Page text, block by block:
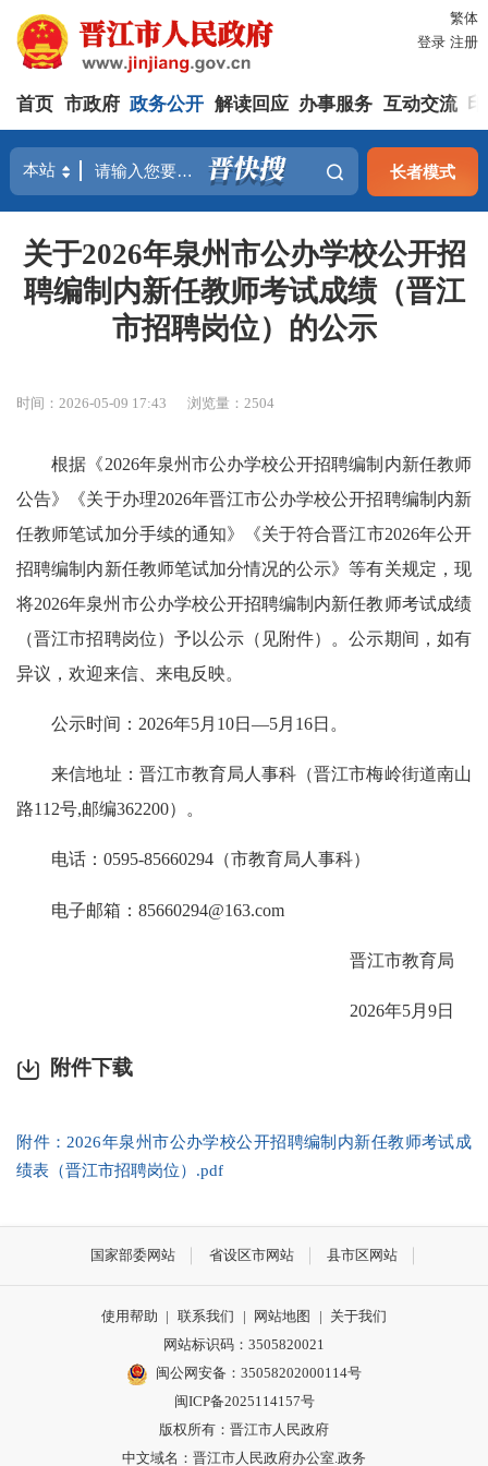
繁体
登录 注册
首页 市政府 政务公开 解读回应 办事服务 互动交流
长者模式
关于2026年泉州市公办学校公开招
聘编制内新任教师考试成绩（晋江
市招聘岗位）的公示
时间：2026-05-09 17:43 浏览量：2504
根据《2026年泉州市公办学校公开招聘编制内新任教师
公告》《关于办理2026年晋江市公办学校公开招聘编制内新
任教师笔试加分手续的通知》《关于符合晋江市2026年公开
招聘编制内新任教师笔试加分情况的公示》等有关规定，现
将2026年泉州市公办学校公开招聘编制内新任教师考试成绩
（晋江市招聘岗位）予以公示（见附件）。公示期间，如有
异议，欢迎来信、来电反映。
公示时间：2026年5月10日—5月16日。
来信地址：晋江市教育局人事科（晋江市梅岭街道南山
路112号,邮编362200）。
电话：0595-85660294（市教育局人事科）
电子邮箱：85660294@163.com
晋江市教育局
2026年5月9日
附件下载
附件：2026年泉州市公办学校公开招聘编制内新任教师考试成
绩表（晋江市招聘岗位）.pdf
国家部委网站 省设区市网站 县市区网站
使用帮助 | 联系我们 | 网站地图 | 关于我们
网站标识码：3505820021
闽公网安备：35058202000114号
闽ICP备2025114157号
版权所有：晋江市人民政府
中文域名：晋江市人民政府办公室.政务